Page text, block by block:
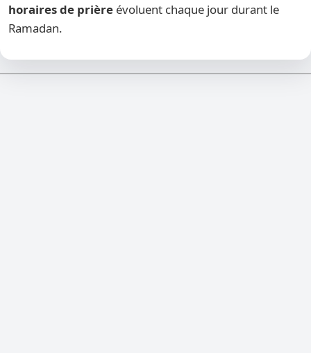
horaires de prière évoluent chaque jour durant le
Ramadan.